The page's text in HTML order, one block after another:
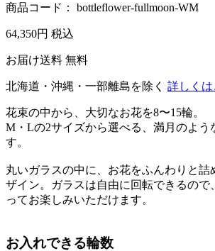
商品コード： bottleflower-fullmoon-WM
64,350円 税込
お届け送料 無料
北海道・沖縄・一部離島を除く 詳しくは
花束の中から、大切なお花を8〜15輪。
M・Lの2サイズから選べる、満月のよう
す。
丸いガラスの中に、お花をふんわりと詰
ザイン。ガラスは自由に回転できるので
ってお楽しみいただけます。
お入れできる輪数